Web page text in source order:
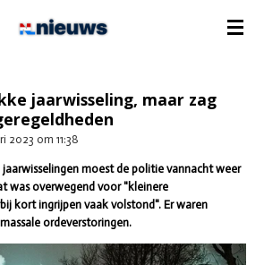
jaarwisseling, maar zag
2023 om 11:38
moest de politie vannacht weer
was overwegend voor "kleinere
kort ingrijpen vaak volstond". Er waren
ordeverstoringen.